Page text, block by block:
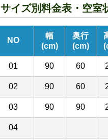
サイズ別料金表・空室